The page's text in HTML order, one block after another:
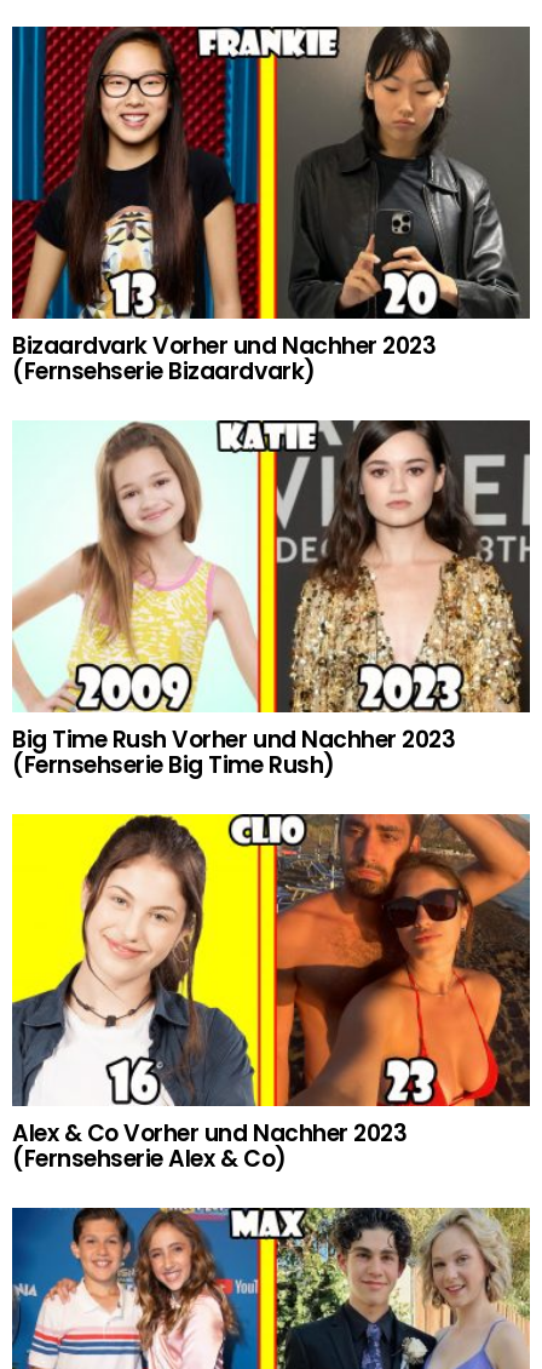
Bizaardvark Vorher und Nachher 2023
(Fernsehserie Bizaardvark)
Big Time Rush Vorher und Nachher 2023
(Fernsehserie Big Time Rush)
Alex & Co Vorher und Nachher 2023
(Fernsehserie Alex & Co)